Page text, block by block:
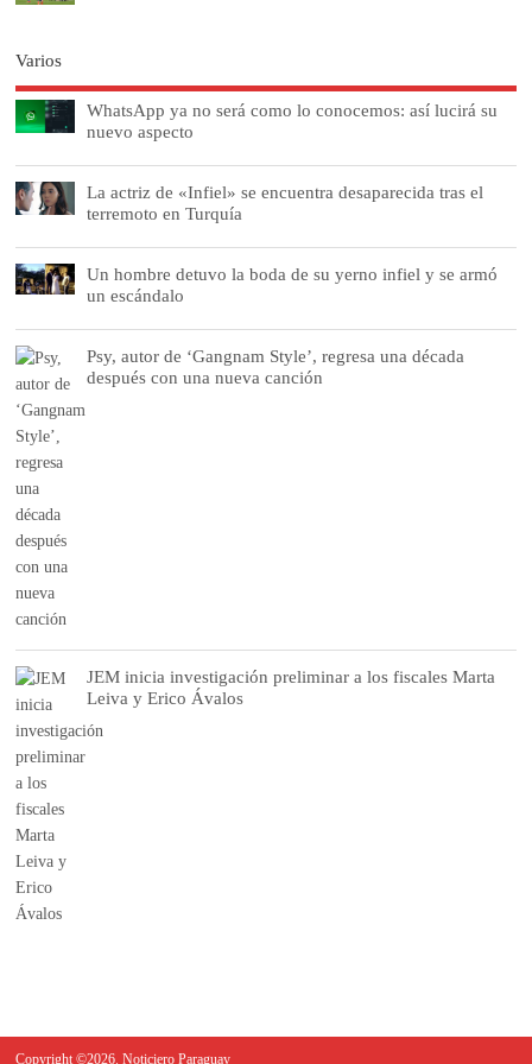
Varios
WhatsApp ya no será como lo conocemos: así lucirá su
nuevo aspecto
La actriz de «Infiel» se encuentra desaparecida tras el
terremoto en Turquía
Un hombre detuvo la boda de su yerno infiel y se armó
un escándalo
Psy, autor de ‘Gangnam Style’, regresa una década
después con una nueva canción
JEM inicia investigación preliminar a los fiscales Marta
Leiva y Erico Ávalos
Copyright ©2026. Noticiero Paraguay